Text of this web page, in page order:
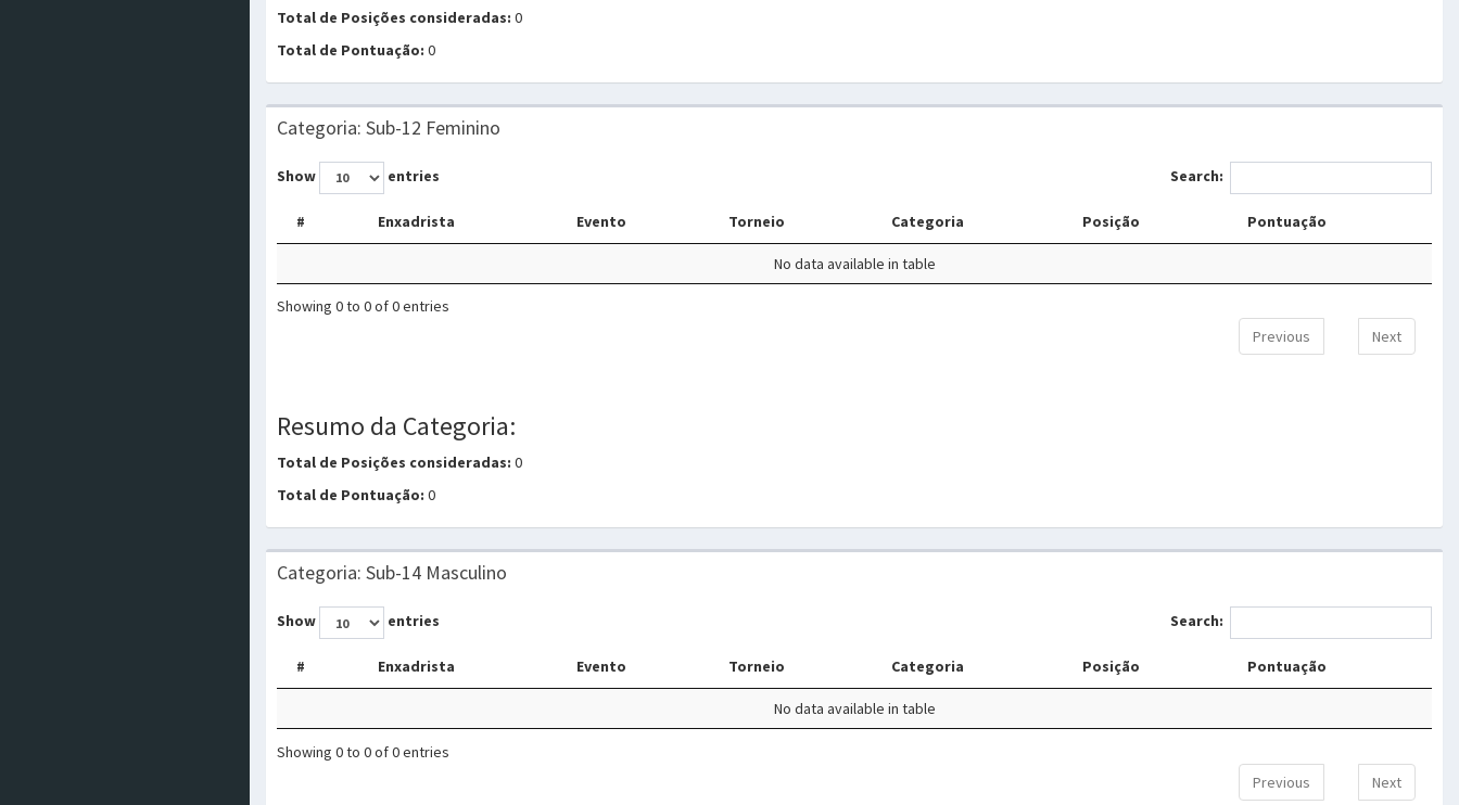
Total de Posições consideradas: 0
Total de Pontuação: 0
Categoria: Sub-12 Feminino
Show entries Search:
# Enxadrista Evento Torneio Categoria Posição Pontuação
No data available in table
Showing 0 to 0 of 0 entries
Previous
Next
Resumo da Categoria:
Total de Posições consideradas: 0
Total de Pontuação: 0
Categoria: Sub-14 Masculino
Show entries Search:
# Enxadrista Evento Torneio Categoria Posição Pontuação
No data available in table
Showing 0 to 0 of 0 entries
Previous
Next